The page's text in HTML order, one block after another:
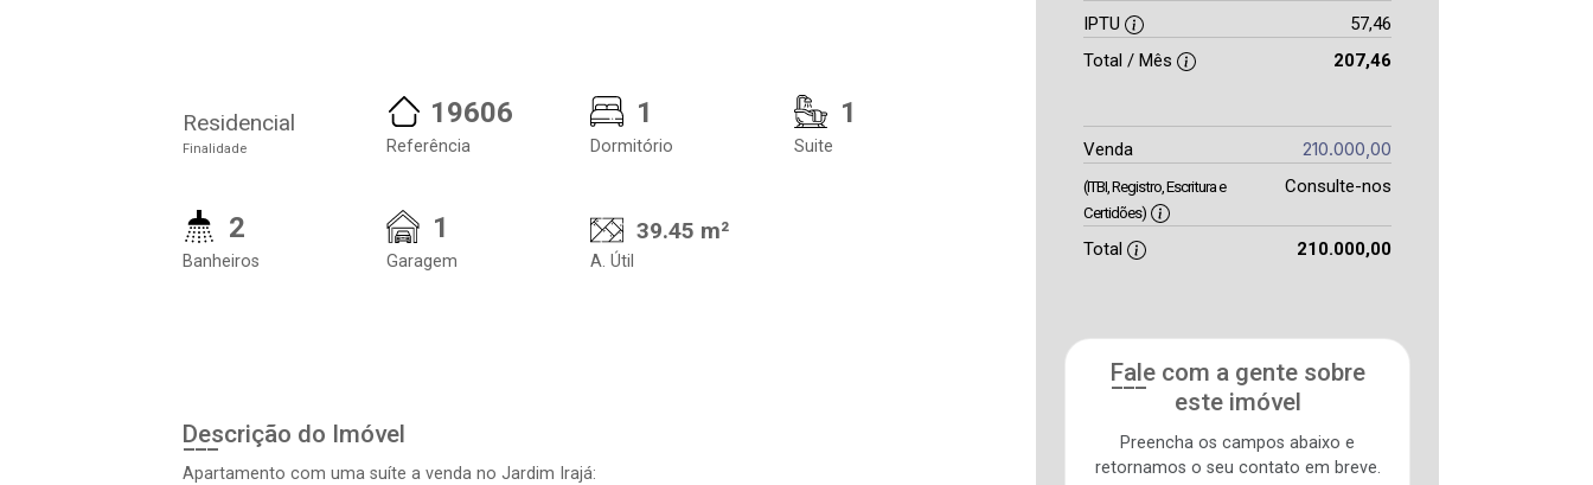
Residencial
Finalidade
19606
Referência
1
Dormitório
1
Suite
2
Banheiros
1
Garagem
39.45 m²
A. Útil
Descrição do Imóvel
Apartamento com uma suíte a venda no Jardim Irajá:
IPTU
57,46
Total / Mês
207,46
Venda 210.000,00
(ITBI, Registro, Escritura e
Certidões)
Consulte-nos
Total 210.000,00
Fale com a gente sobre
este imóvel
Preencha os campos abaixo e
retornamos o seu contato em breve.